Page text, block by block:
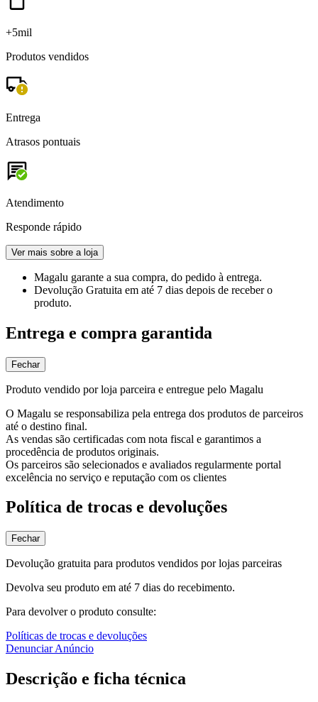
+5mil
Produtos vendidos
Entrega
Atrasos pontuais
Atendimento
Responde rápido
Ver mais sobre a loja
Magalu garante a sua compra, do pedido à entrega.
Devolução Gratuita em até 7 dias depois de receber o
produto.
Entrega e compra garantida
Fechar
Produto vendido por loja parceira e entregue pelo Magalu
O Magalu se responsabiliza pela entrega dos produtos de parceiros
até o destino final.
As vendas são certificadas com nota fiscal e garantimos a
procedência de produtos originais.
Os parceiros são selecionados e avaliados regularmente portal
excelência no serviço e reputação com os clientes
Política de trocas e devoluções
Fechar
Devolução gratuita para produtos vendidos por lojas parceiras
Devolva seu produto em até 7 dias do recebimento.
Para devolver o produto consulte:
Políticas de trocas e devoluções
Denunciar Anúncio
Descrição e ficha técnica